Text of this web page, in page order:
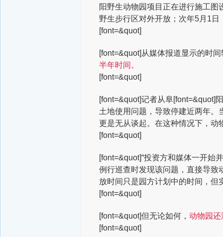
阳野生动物园项目正在进行施工图
野生步行区对外开放；次年5月1日
[font=&quot]
[font=&quot]从媒体报道显示的时
半年时间。
[font=&quot]
[font=&quot]记者从阜[font=&quot]
土地使用问题，导致停建近两年。
更是无从谈起。在这种情况下，动
[font=&quot]
[font=&quot]“投资方和媒体一开始
例行巡查时发现该问题，直接导致
放时间只是园方计划中的时间，但
[font=&quot]
[font=&quot]但无论如何， 动物园还
[font=&quot]